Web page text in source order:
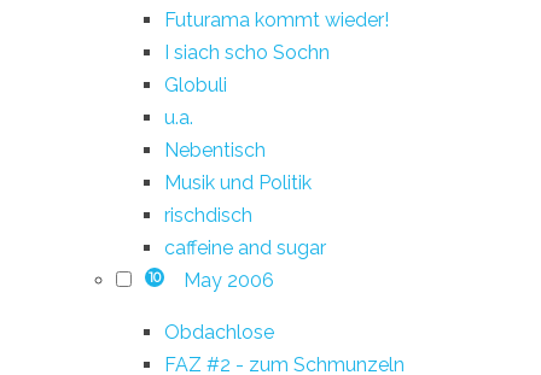
Futurama kommt wieder!
I siach scho Sochn
Globuli
u.a.
Nebentisch
Musik und Politik
rischdisch
caffeine and sugar
10 May 2006
Obdachlose
FAZ #2 - zum Schmunzeln